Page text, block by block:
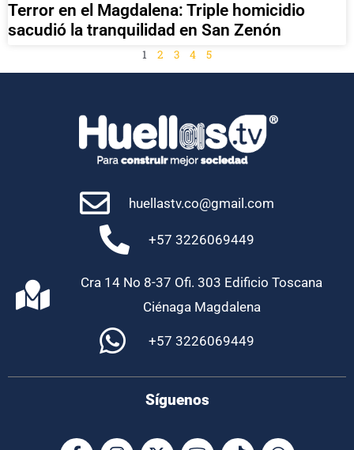
Terror en el Magdalena: Triple homicidio
sacudió la tranquilidad en San Zenón
1 2 3 4 5
huellastv.co@gmail.com
+57 3226069449
Cra 14 No 8-37 Ofi. 303 Edificio Toscana
Ciénaga Magdalena
+57 3226069449
Síguenos